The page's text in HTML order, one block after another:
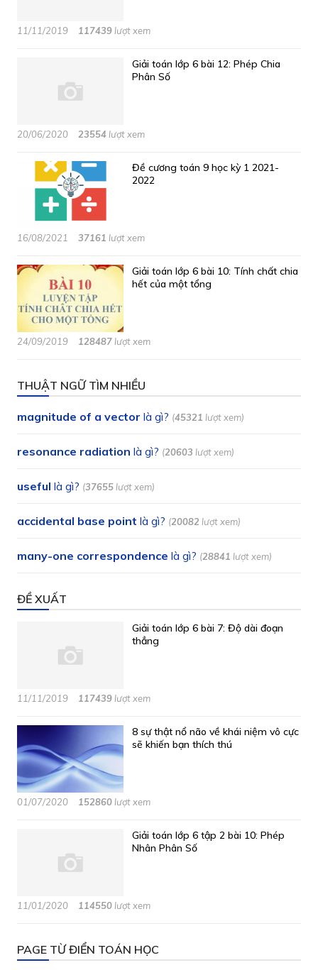
11/11/2019 117439 lượt xem
Giải toán lớp 6 bài 12: Phép Chia
Phân Số
20/06/2020 23554 lượt xem
Đề cương toán 9 học kỳ 1 2021-
2022
16/08/2021 37161 lượt xem
Giải toán lớp 6 bài 10: Tính chất chia
hết của một tổng
24/09/2019 128487 lượt xem
THUẬT NGỮ TÌM NHIỀU
magnitude of a vector là gì? (45321 lượt xem)
resonance radiation là gì? (20603 lượt xem)
useful là gì? (37655 lượt xem)
accidental base point là gì? (20082 lượt xem)
many-one correspondence là gì? (28841 lượt xem)
ĐỀ XUẤT
Giải toán lớp 6 bài 7: Độ dài đoạn
thẳng
11/11/2019 117439 lượt xem
8 sự thật nổ não về khái niệm vô cực
sẽ khiến bạn thích thú
01/07/2020 152860 lượt xem
Giải toán lớp 6 tập 2 bài 10: Phép
Nhân Phân Số
11/01/2020 114550 lượt xem
PAGE TỪ ĐIỂN TOÁN HỌC